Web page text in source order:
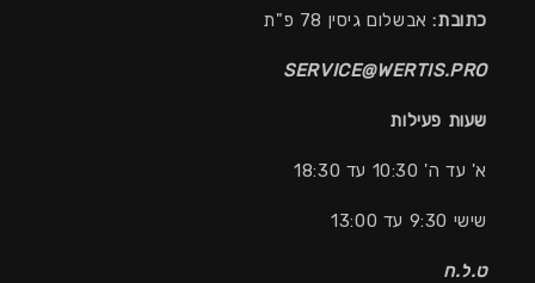
כתובת:אבשלום גיסין 78 פ"ת
SERVICE@WERTIS.PRO
שעות פעילות
א' עד ה' 10:30 עד 18:30
שישי 9:30 עד 13:00
ט.ל.ח